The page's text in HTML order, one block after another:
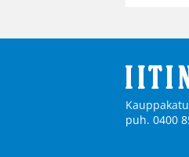
puh. 0400